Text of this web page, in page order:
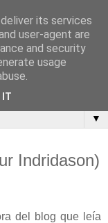
un sitio para
▼
Indridason)
del blog que leía
its services
user-agent are
and security
usage
IT